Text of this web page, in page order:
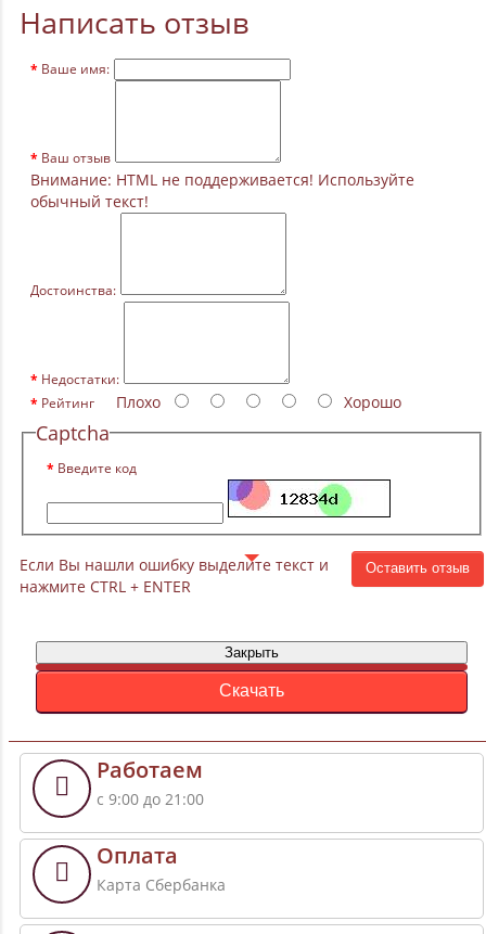
Написать отзыв
Ваше имя:
Ваш отзыв
Внимание: HTML не поддерживается! Используйте
обычный текст!
Достоинства:
Недостатки:
Рейтинг Плохо Хорошо
Captcha
Введите код
Оставить отзыв
Если Вы нашли ошибку выделите текст и
нажмите CTRL + ENTER
Закрыть
Скачать
Работаем
с 9:00 до 21:00
Оплата
Карта Сбербанка